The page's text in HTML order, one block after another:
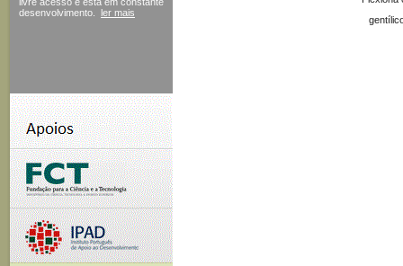
desenvolvimento.
ler mais